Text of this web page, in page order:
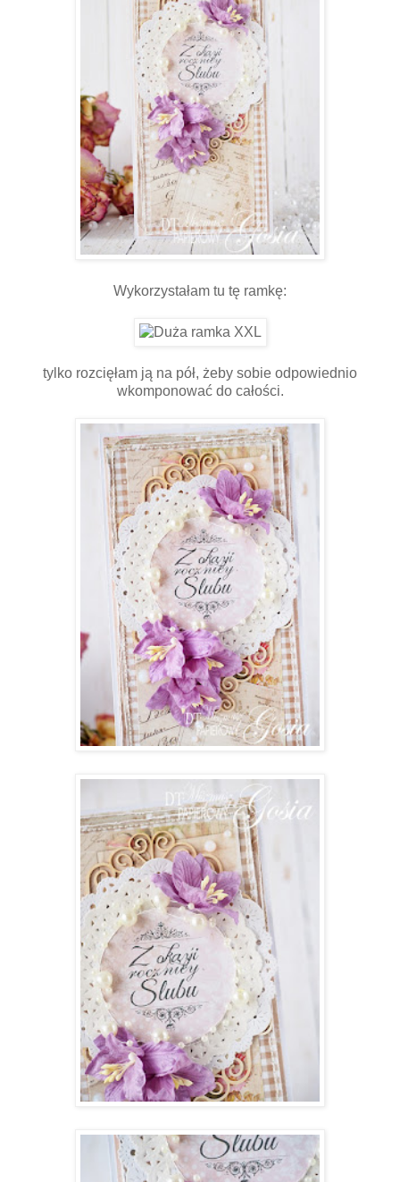
Wykorzystałam tu tę ramkę:
tylko rozcięłam ją na pół, żeby sobie odpowiednio
wkomponować do całości.